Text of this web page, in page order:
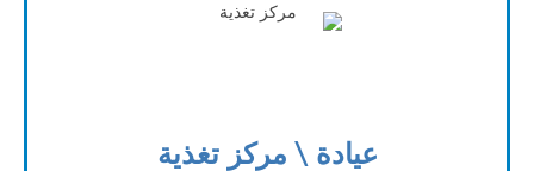
عيادة \ مركز تغذية